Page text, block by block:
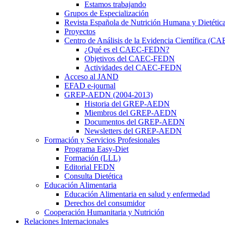
Estamos trabajando
Grupos de Especialización
Revista Española de Nutrición Humana y Dietética
Proyectos
Centro de Análisis de la Evidencia Científica
¿Qué es el CAEC-FEDN?
Objetivos del CAEC-FEDN
Actividades del CAEC-FEDN
Acceso al JAND
EFAD e-journal
GREP-AEDN (2004-2013)
Historia del GREP-AEDN
Miembros del GREP-AEDN
Documentos del GREP-AEDN
Newsletters del GREP-AEDN
Formación y Servicios Profesionales
Programa Easy-Diet
Formación (LLL)
Editorial FEDN
Consulta Dietética
Educación Alimentaria
Educación Alimentaria en salud y enfermedad
Derechos del consumidor
Cooperación Humanitaria y Nutrición
Relaciones Internacionales